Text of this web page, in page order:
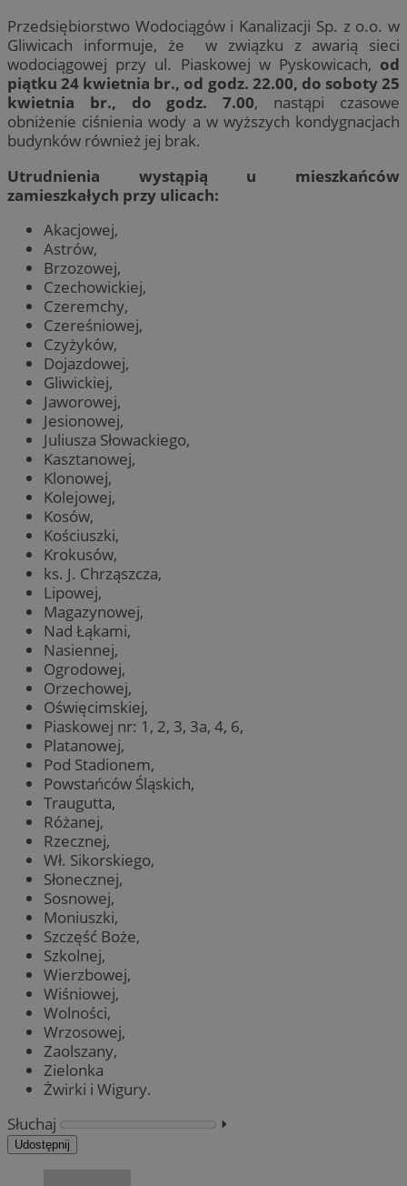
Przedsiębiorstwo Wodociągów i Kanalizacji Sp. z o.o. w
Gliwicach informuje, że w związku z awarią sieci
wodociągowej przy ul. Piaskowej w Pyskowicach, od
piątku 24 kwietnia br., od godz. 22.00, do soboty 25
kwietnia br., do godz. 7.00, nastąpi czasowe
obniżenie ciśnienia wody a w wyższych kondygnacjach
budynków również jej brak.
Utrudnienia wystąpią u mieszkańców
zamieszkałych przy ulicach:
Akacjowej,
Astrów,
Brzozowej,
Czechowickiej,
Czeremchy,
Czereśniowej,
Czyżyków,
Dojazdowej,
Gliwickiej,
Jaworowej,
Jesionowej,
Juliusza Słowackiego,
Kasztanowej,
Klonowej,
Kolejowej,
Kosów,
Kościuszki,
Krokusów,
ks. J. Chrząszcza,
Lipowej,
Magazynowej,
Nad Łąkami,
Nasiennej,
Ogrodowej,
Orzechowej,
Oświęcimskiej,
Piaskowej nr: 1, 2, 3, 3a, 4, 6,
Platanowej,
Pod Stadionem,
Powstańców Śląskich,
Traugutta,
Różanej,
Rzecznej,
Wł. Sikorskiego,
Słonecznej,
Sosnowej,
Moniuszki,
Szczęść Boże,
Szkolnej,
Wierzbowej,
Wiśniowej,
Wolności,
Wrzosowej,
Zaolszany,
Zielonka
Żwirki i Wigury.
Słuchaj
⏵︎
Udostępnij